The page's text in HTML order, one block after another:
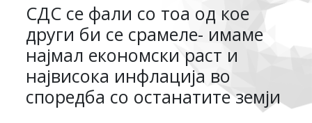
СДС се фали со тоа од кое
други би се срамеле- имаме
најмал економски раст и
највисока инфлација во
споредба со останатите земји